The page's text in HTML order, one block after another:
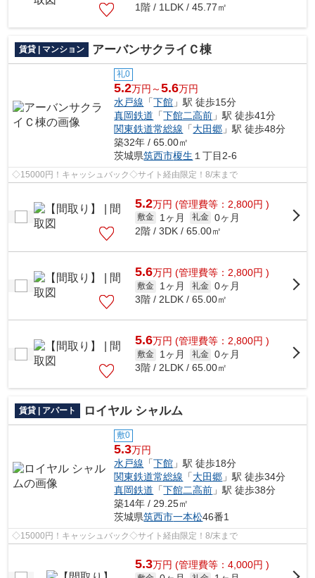
1階 / 1LDK / 45.77㎡
賃貸 | マンション アーバンサクライＣ棟
礼0
5.2万円～5.6万円
水戸線 「下館 」駅 徒歩15分
真岡鉄道 「下館二高前 」駅 徒歩41分
関東鉄道常総線 「大田郷 」駅 徒歩48分
築32年 / 65.00㎡
茨城県筑西市榎生 １丁目2-6
◇15000円！キャッシュバック◇サイト経由限定！8/末まで
5.2万円 (管理費等：2,800円 )
敷金 1ヶ月 礼金 0ヶ月
2階 / 3DK / 65.00㎡
5.6万円 (管理費等：2,800円 )
敷金 1ヶ月 礼金 0ヶ月
3階 / 2LDK / 65.00㎡
5.6万円 (管理費等：2,800円 )
敷金 1ヶ月 礼金 0ヶ月
3階 / 2LDK / 65.00㎡
賃貸 | アパート ロイヤル シャルム
敷0
5.3万円
水戸線 「下館 」駅 徒歩18分
関東鉄道常総線 「大田郷 」駅 徒歩34分
真岡鉄道 「下館二高前 」駅 徒歩38分
築14年 / 29.25㎡
茨城県筑西市一本松46番1
◇15000円！キャッシュバック◇サイト経由限定！8/末まで
5.3万円 (管理費等：4,000円 )